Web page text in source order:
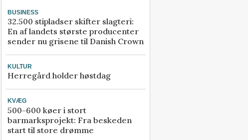
BUSINESS
32.500 stipladser skifter slagteri:
En af landets største producenter
sender nu grisene til Danish Crown
KULTUR
Herregård holder høstdag
KVÆG
500-600 køer i stort
barmarksprojekt: Fra beskeden
start til store drømme